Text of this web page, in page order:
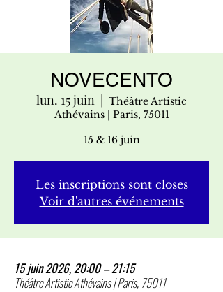
NOVECENTO
lun. 15 juin
  |
Théâtre Artistic
Athévains | Paris, 75011
15 & 16 juin
Les inscriptions sont closes
Voir d'autres événements
15 juin 2026, 20:00 – 21:15
Théâtre Artistic Athévains | Paris, 75011